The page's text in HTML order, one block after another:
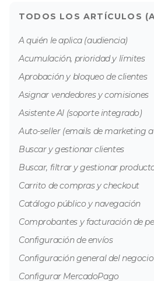
TODOS LOS ARTÍCULOS
A quién le aplica (audiencia)
Acumulación, prioridad y límites
Aprobación y bloqueo de clientes
Asignar vendedores y comisiones
Asistente AI (soporte integrado)
Auto-seller (emails de marketing
Buscar y gestionar clientes
Buscar, filtrar y gestionar
Carrito de compras y checkout
Catálogo público y navegación
Comprobantes y facturación de
Configuración de envíos
Configuración general del negocio
Configurar MercadoPago